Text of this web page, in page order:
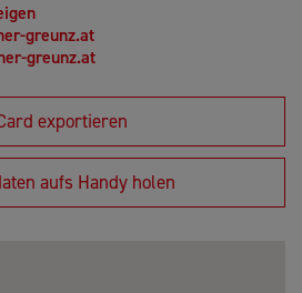
greunz.at
greunz.at
exportieren
aufs Handy holen